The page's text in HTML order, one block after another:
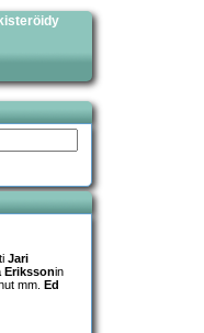
Jari
Erikssonin
mm. Ed